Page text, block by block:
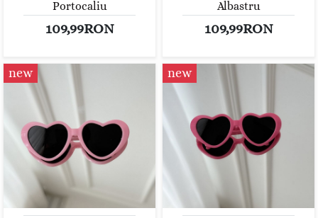
Portocaliu
109,99RON
Albastru
109,99RON
new new